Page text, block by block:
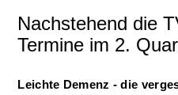
Nachstehend die
Termine im 2.
Leichte Demenz - die